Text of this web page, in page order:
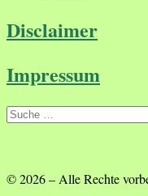
Disclaimer
Impressum
Suche
© 2026– Alle Rechte